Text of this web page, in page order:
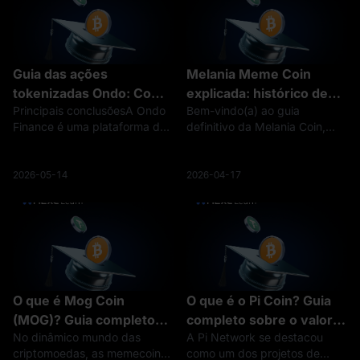
Guia das ações
tokenizadas Ondo: Como
funciona a exposição on-
chain de ações
Principais conclusõesA Ondo
Finance é uma plataforma de
levar ativos financeiros
Tesouro dos EUA, ações e
ETFs, para o
2026-05-14
Melania Meme Coin
explicada: histórico de
preço, capitalização de
mercado e tudo o que
Bem-vindo(a) ao guia
definitivo da Melania Coin,
é novo no mundo das
criptomoedas em geral, este
artigo vai explicar tudo o que
2026-04-17
O que é Mog Coin
(MOG)? Guia completo
sobre o preço da cripto
No dinâmico mundo das
criptomoedas, as memecoins
O que é o Pi Coin? Guia
completo sobre o valor
da Pi Network, preço e
A Pi Network se destacou
como um dos projetos de